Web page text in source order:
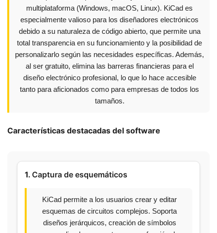
multiplataforma (Windows, macOS, Linux). KiCad es
especialmente valioso para los diseñadores electrónicos
debido a su naturaleza de código abierto, que permite una
total transparencia en su funcionamiento y la posibilidad de
personalizarlo según las necesidades específicas. Además,
al ser gratuito, elimina las barreras financieras para el
diseño electrónico profesional, lo que lo hace accesible
tanto para aficionados como para empresas de todos los
tamaños.
Características destacadas del software
1. Captura de esquemáticos
KiCad permite a los usuarios crear y editar
esquemas de circuitos complejos. Soporta
diseños jerárquicos, creación de símbolos